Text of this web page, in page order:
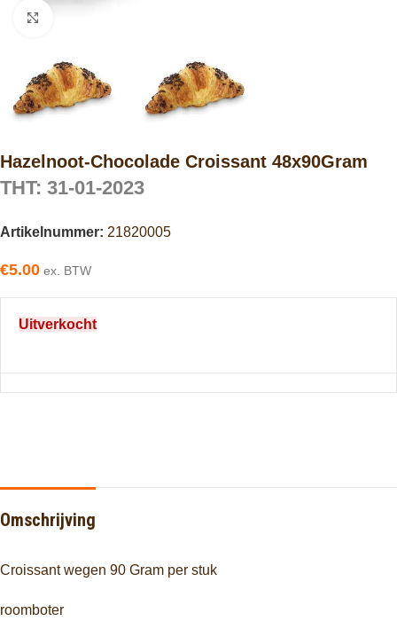
Hazelnoot-Chocolade Croissant 48x90Gram
THT: 31-01-2023
Artikelnummer: 21820005
€5.00 ex. BTW
Uitverkocht
Omschrijving
Croissant wegen 90 Gram per stuk
roomboter